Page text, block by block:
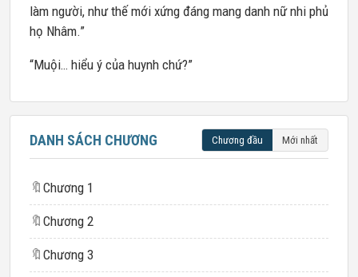
làm người, như thế mới xứng đáng mang danh nữ nhi phủ
họ Nhâm.”
“Muội… hiểu ý của huynh chứ?”
DANH SÁCH CHƯƠNG Chương đầu Mới nhất
🔖 Chương 1
🔖 Chương 2
🔖 Chương 3